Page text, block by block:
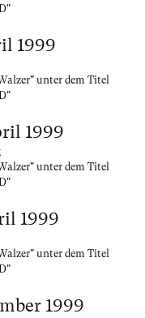
1999
unter dem Titel
1999
unter dem Titel
1999
unter dem Titel
1999